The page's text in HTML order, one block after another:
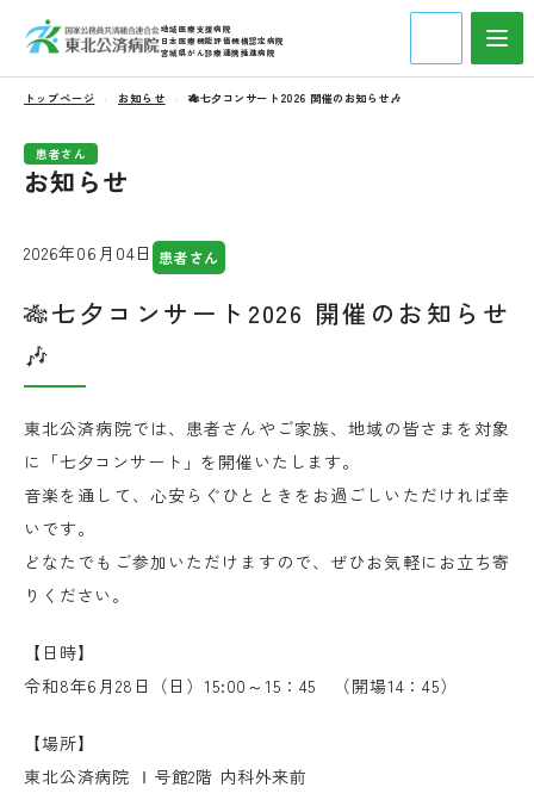
地域医療支援病院
日本医療機能評価機構認定病院
宮城県がん診療連携推進病院
トップページ お知らせ 🎋七夕コンサート2026 開催のお知らせ🎶
患者さん
お知らせ
2026年06月04日 患者さん
🎋七夕コンサート2026 開催のお知らせ
🎶
東北公済病院では、患者さんやご家族、地域の皆さまを対象
に「七夕コンサート」を開催いたします。
音楽を通して、心安らぐひとときをお過ごしいただければ幸
いです。
どなたでもご参加いただけますので、ぜひお気軽にお立ち寄
りください。
【日時】
令和8年6月28日（日）15:00～15：45 （開場14：45）
【場所】
東北公済病院 Ⅰ号館2階 内科外来前